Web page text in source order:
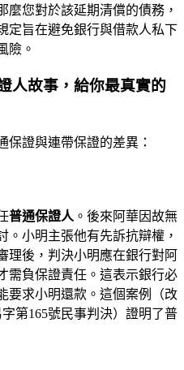
麼您對於該延期清償的債務，
定旨在避免銀行與借款人私下
險。
人故事，給你最真實的
保證與連帶保證的差異：
普通保證人 。後來阿華因故無
。小明主張他有先訴抗辯權，
理後，判決小明應在銀行對阿
需負保證責任。這表示銀行必
要求小明還款。這個案例（改
第165號民事判決）證明了普